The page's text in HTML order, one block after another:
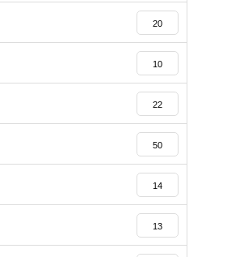
20
10
22
50
14
13